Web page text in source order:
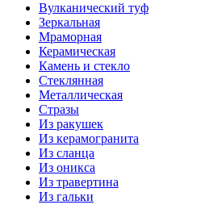
Вулканический туф
Зеркальная
Мраморная
Керамическая
Камень и стекло
Стеклянная
Металлическая
Стразы
Из ракушек
Из керамогранита
Из сланца
Из оникса
Из травертина
Из гальки